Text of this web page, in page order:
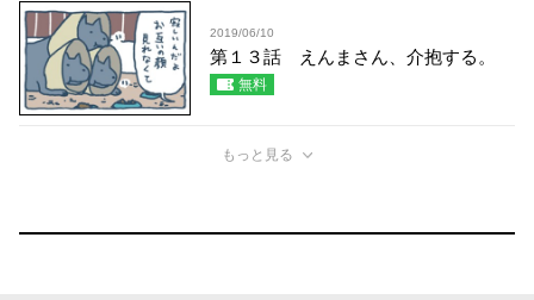
2019/06/10
第１３話 えんまさん、介抱する。
無料
もっと見る